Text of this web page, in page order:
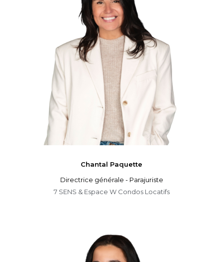
Chantal Paquette
Directrice générale - Parajuriste
7 SENS & Espace W Condos Locatifs